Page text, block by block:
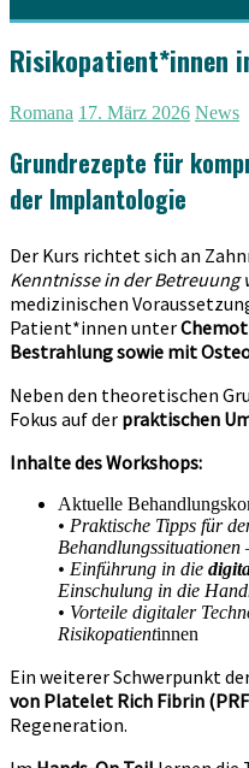
Risikopatient*innen
Romana 17. März 2026 News
Grundrezepte für
der Implantologie
Der Kurs richtet sich an
Kenntnisse in der Betreuung
medizinischen
Patient*innen unter
Bestrahlung sowie mit
Neben den theoretischen
Fokus auf der praktischen
Inhalte des Workshops:
Aktuelle
• Praktische Tipps für
Behandlungssituationen
• Einführung in die
Einschulung in die
• Vorteile digitaler
Risikopatientinnen
Ein weiterer Schwerpunkt
von Platelet Rich Fibrin
Regeneration.